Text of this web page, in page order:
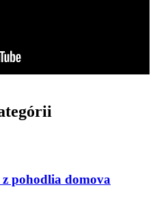
pohodlia domova